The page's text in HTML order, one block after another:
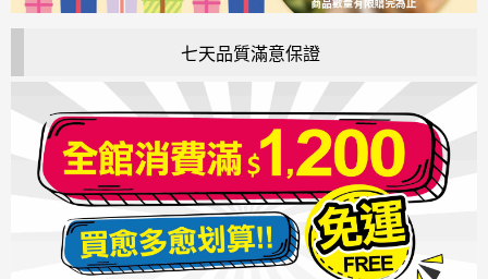
七天品質滿意保證